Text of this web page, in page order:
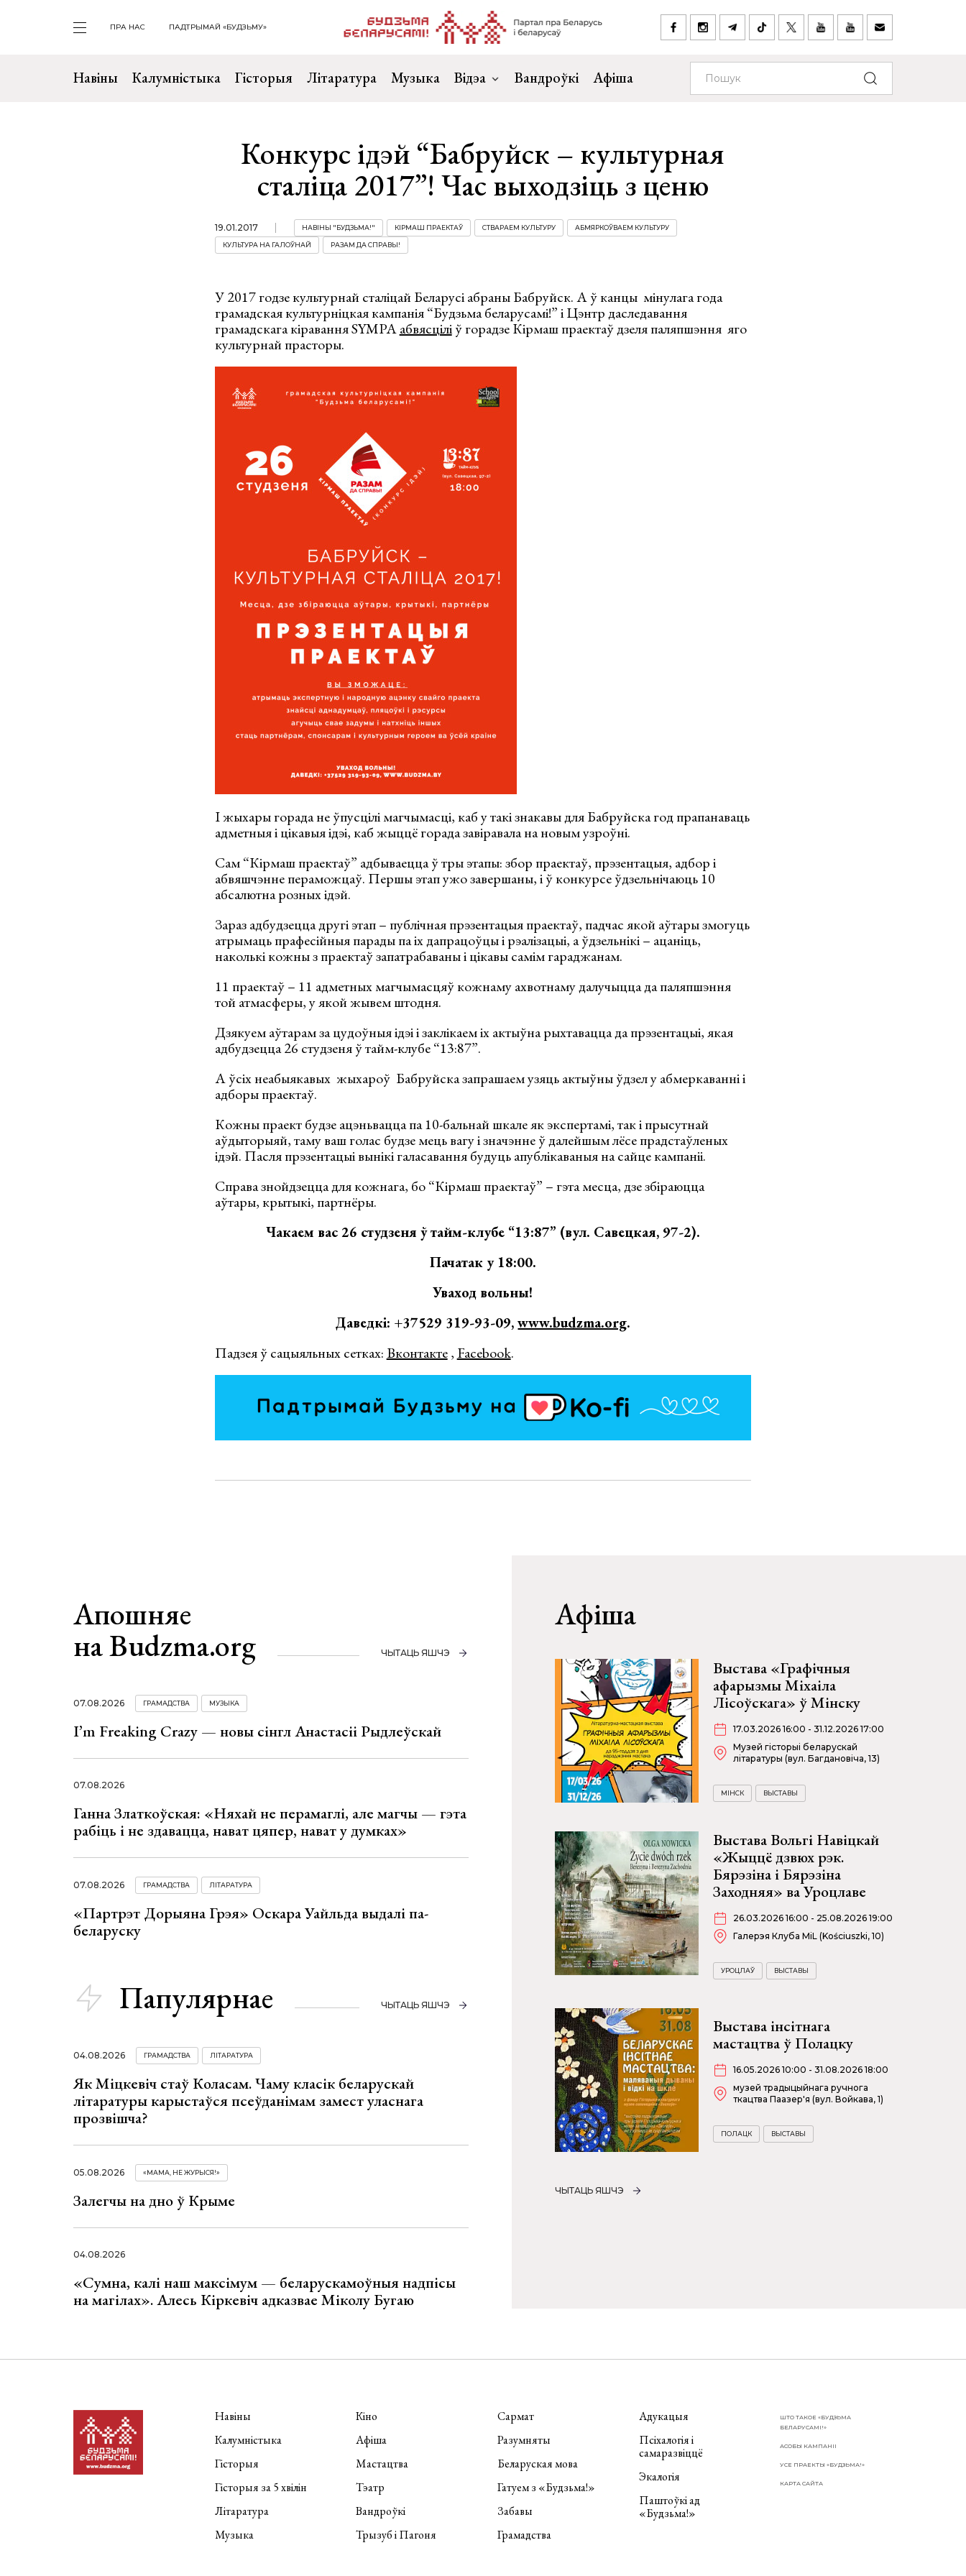
ПРА НАС ПАДТРЫМАЙ «БУДЗЬМУ»
Навіны Калумністыка Гісторыя Літаратура Музыка Відэа Вандроўкі Афіша
Конкурс ідэй “Бабруйск – культурная
сталіца 2017”! Час выходзіць з ценю
19.01.2017 НАВІНЫ "БУДЗЬМА!" КІРМАШ ПРАЕКТАЎ СТВАРАЕМ КУЛЬТУРУ АБМЯРКОЎВАЕМ КУЛЬТУРУ
КУЛЬТУРА НА ГАЛОЎНАЙ РАЗАМ ДА СПРАВЫ!
У 2017 годзе культурнай сталіцай Беларусі абраны Бабруйск. А ў канцы мінулага года
грамадская культурніцкая кампанія “Будзьма беларусамі!” і Цэнтр даследавання
грамадскага кіравання SYMPAабвясціліў горадзе Кірмаш праектаў дзеля паляпшэння яго
культурнай прасторы.
І жыхары горада не ўпусцілі магчымасці, каб у такі знакавы для Бабруйска год прапанаваць
адметныя і цікавыя ідэі, каб жыццё горада завіравала на новым узроўні.
Сам “Кірмаш праектаў” адбываецца ў тры этапы: збор праектаў, прэзентацыя, адбор і
абвяшчэнне пераможцаў. Першы этап ужо завершаны, і ў конкурсе ўдзельнічаюць 10
абсалютна розных ідэй.
Зараз адбудзецца другі этап – публічная прэзентацыя праектаў, падчас якой аўтары змогуць
атрымаць прафесійныя парады па іх дапрацоўцы і рэалізацыі, а ўдзельнікі – ацаніць,
наколькі кожны з праектаў запатрабаваны і цікавы самім гараджанам.
11 праектаў – 11 адметных магчымасцяў кожнаму ахвотнаму далучыцца да паляпшэння
той атмасферы, у якой жывем штодня.
Дзякуем аўтарам за цудоўныя ідэі і заклікаем іх актыўна рыхтавацца да прэзентацыі, якая
адбудзецца 26 студзеня ў тайм-клубе “13:87”.
А ўсіх неабыякавых жыхароў Бабруйска запрашаем узяць актыўны ўдзел у абмеркаванні і
адборы праектаў.
Кожны праект будзе ацэньвацца па 10-бальнай шкале як экспертамі, так і прысутнай
аўдыторыяй, таму ваш голас будзе мець вагу і значэнне ў далейшым лёсе прадстаўленых
ідэй. Пасля прэзентацыі вынікі галасавання будуць апублікаваныя на сайце кампаніі.
Справа знойдзецца для кожнага, бо “Кірмаш праектаў” – гэта месца, дзе збіраюцца
аўтары, крытыкі, партнёры.
Чакаем вас 26 студзеня ў тайм-клубе “13:87” (вул. Савецкая, 97-2).
Пачатак у 18:00.
Уваход вольны!
Даведкі: +37529 319-93-09,www.budzma.org.
Падзея ў сацыяльных сетках: Вконтакте, Facebook.
Апошняе
на Budzma.org
ЧЫТАЦЬ ЯШЧЭ
07.08.2026 ГРАМАДСТВА МУЗЫКА
I’m Freaking Crazy — новы сінгл Анастасіі Рыдлеўскай
07.08.2026
Ганна Златкоўская: «Няхай не перамаглі, але магчы — гэта
рабіць і не здавацца, нават цяпер, нават у думках»
07.08.2026 ГРАМАДСТВА ЛІТАРАТУРА
«Партрэт Дорыяна Грэя» Оскара Уайльда выдалі па-
беларуску
Папулярнае ЧЫТАЦЬ ЯШЧЭ
04.08.2026 ГРАМАДСТВА ЛІТАРАТУРА
Як Міцкевіч стаў Коласам. Чаму класік беларускай
літаратуры карыстаўся псеўданімам замест уласнага
прозвішча?
05.08.2026 «МАМА, НЕ ЖУРЫСЯ!»
Залегчы на дно ў Крыме
04.08.2026
«Сумна, калі наш максімум — беларускамоўныя надпісы
на магілах». Алесь Кіркевіч адказвае Міколу Бугаю
Афіша
Выстава «Графічныя
афарызмы Міхаіла
Лісоўскага» ў Мінску
17.03.2026 16:00 - 31.12.2026 17:00
Музей гісторыі беларускай
літаратуры (вул. Багдановіча, 13)
МІНСК ВЫСТАВЫ
Выстава Вольгі Навіцкай
«Жыццё дзвюх рэк.
Бярэзіна і Бярэзіна
Заходняя» ва Уроцлаве
26.03.2026 16:00 - 25.08.2026 19:00
Галерэя Клуба MiL (Kościuszki, 10)
УРОЦЛАЎ ВЫСТАВЫ
Выстава інсітнага
мастацтва ў Полацку
16.05.2026 10:00 - 31.08.2026 18:00
музей традыцыйнага ручнога
ткацтва Паазер'я (вул. Войкава, 1)
ПОЛАЦК ВЫСТАВЫ
ЧЫТАЦЬ ЯШЧЭ
Навіны
Калумністыка
Гісторыя
Гісторыя за 5 хвілін
Літаратура
Музыка
Кіно
Афіша
Мастацтва
Тэатр
Вандроўкі
Трызуб і Пагоня
Сармат
Разумняты
Беларуская мова
Гатуем з «Будзьма!»
Забавы
Грамадства
Адукацыя
Псіхалогія і
самаразвіццё
Экалогія
Паштоўкі ад
«Будзьма!»
ШТО ТАКОЕ «БУДЗЬМА
БЕЛАРУСАМІ!»
АСОБЫ КАМПАНІІ
УСЕ ПРАЕКТЫ «БУДЗЬМА!»
КАРТА САЙТА